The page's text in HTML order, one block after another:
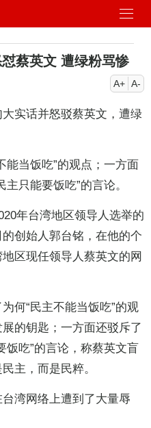
蔡英文 遭绿粉骂惨
A+ A-
实话并怒驳蔡英文，遭绿
能当饭吃”的观点；一方面
只能要饭吃”的言论。
年台湾地区领导人选举的
创始人郭台铭，在他的个
区现任领导人蔡英文的网
何“民主不能当饭吃”的观
的钥匙；一方面还驳斥了
饭吃”的言论，称蔡英文盲
主，而是民粹。
湾网络上遭到了大量辱